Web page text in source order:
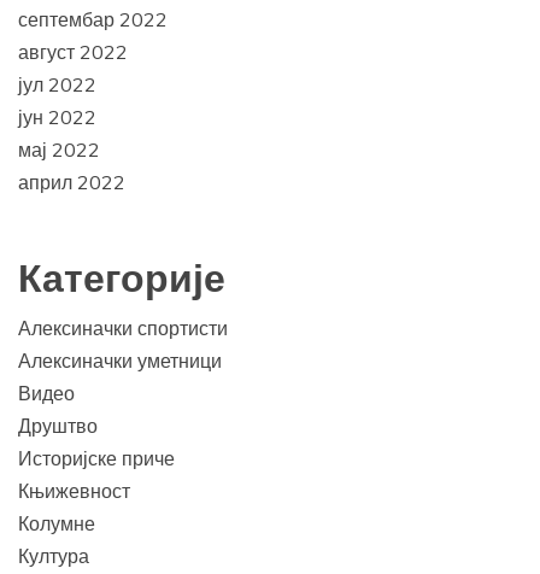
септембар 2022
август 2022
јул 2022
јун 2022
мај 2022
април 2022
Категорије
Алексиначки спортисти
Алексиначки уметници
Видео
Друштво
Историјске приче
Књижевност
Колумне
Култура